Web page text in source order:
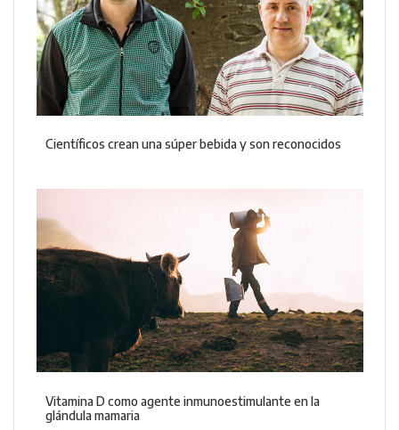
Científicos crean una súper bebida y son reconocidos
Vitamina D como agente inmunoestimulante en la
glándula mamaria